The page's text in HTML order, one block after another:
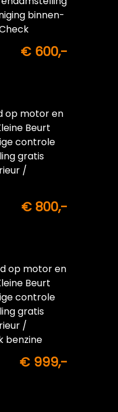
binnen-
€ 600,-
op motor en
Beurt
controle
gratis
/
€ 800,-
op motor en
Beurt
controle
gratis
/
benzine
€ 999,-